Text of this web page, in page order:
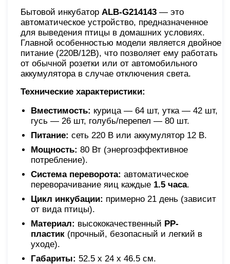
Бытовой инкубатор ALB-G214143 — это
автоматическое устройство, предназначенное
для выведения птицы в домашних условиях.
Главной особенностью модели является двойное
питание (220В/12В), что позволяет ему работать
от обычной розетки или от автомобильного
аккумулятора в случае отключения света.
Технические характеристики:
Вместимость: курица — 64 шт, утка — 42 шт,
гусь — 26 шт, голубь/перепел — 80 шт.
Питание: сеть 220 В или аккумулятор 12 В.
Мощность: 80 Вт (энергоэффективное
потребление).
Система переворота: автоматическое
переворачивание яиц каждые 1.5 часа.
Цикл инкубации: примерно 21 день (зависит
от вида птицы).
Материал: высококачественный PP-
пластик (прочный, безопасный и легкий в
уходе).
Габариты: 52.5 х 24 х 46.5 см.